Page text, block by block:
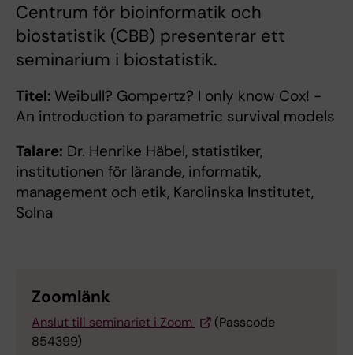
Centrum för bioinformatik och
biostatistik (CBB) presenterar ett
seminarium i biostatistik.
Titel: Weibull? Gompertz? I only know Cox! -
An introduction to parametric survival models
Talare: Dr. Henrike Häbel, statistiker,
institutionen för lärande, informatik,
management och etik, Karolinska Institutet,
Solna
Zoomlänk
Anslut till seminariet i Zoom
(Passcode
854399)